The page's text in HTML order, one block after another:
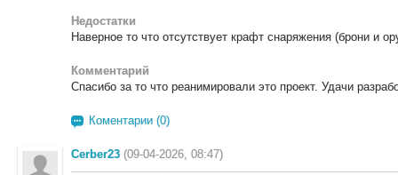
Недостатки
Наверное то что отсутствует крафт снаряжения (брони и
Комментарий
Спасибо за то что реанимировали это проект. Удачи
Коментарии (0)
Cerber23 (09-04-2026, 08:47)